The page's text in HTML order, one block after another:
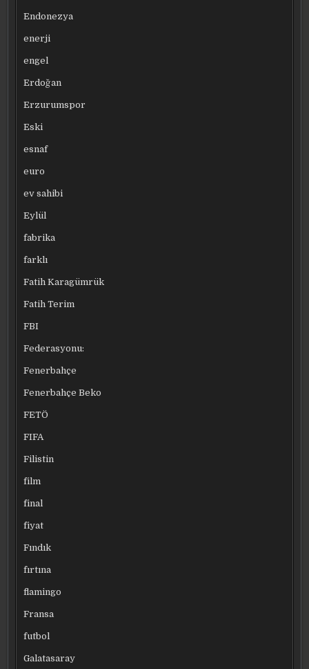
Endonezya
enerji
engel
Erdoğan
Erzurumspor
Eski
esnaf
euro
ev sahibi
Eylül
fabrika
farklı
Fatih Karagümrük
Fatih Terim
FBI
Federasyonu:
Fenerbahçe
Fenerbahçe Beko
FETÖ
FIFA
Filistin
film
final
fiyat
Fındık
fırtına
flamingo
Fransa
futbol
Galatasaray